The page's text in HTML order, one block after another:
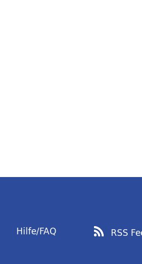
Hilfe/FAQ RSS